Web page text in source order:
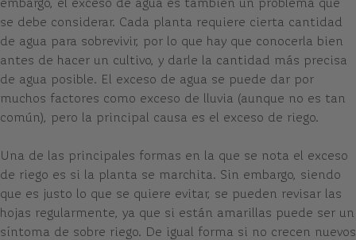
embargo, el exceso de agua es también un problema que
se debe considerar. Cada planta requiere cierta cantidad
de agua para sobrevivir, por lo que hay que conocerla bien
antes de hacer un cultivo, y darle la cantidad más precisa
de agua posible. El exceso de agua se puede dar por
muchos factores como exceso de lluvia (aunque no es tan
común), pero la principal causa es el exceso de riego.
Una de las principales formas en la que se nota el exceso
de riego es si la planta se marchita. Sin embargo, siendo
que es justo lo que se quiere evitar, se pueden revisar las
hojas regularmente, ya que si están amarillas puede ser un
síntoma de sobre riego. De igual forma si no crecen nuevos